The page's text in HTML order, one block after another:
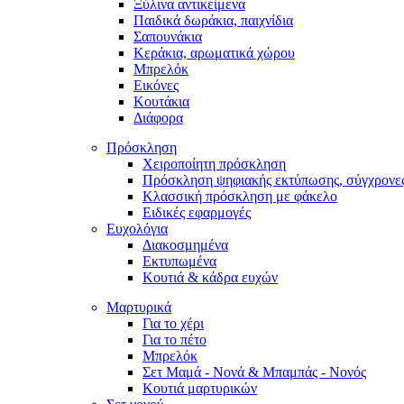
Ξύλινα αντικείμενα
Παιδικά δωράκια, παιχνίδια
Σαπουνάκια
Κεράκια, αρωματικά χώρου
Μπρελόκ
Εικόνες
Κουτάκια
Διάφορα
Πρόσκληση
Χειροποίητη πρόσκληση
Πρόσκληση ψηφιακής εκτύπωσης,
Κλασσική πρόσκληση με φάκελο
Ειδικές εφαρμογές
Ευχολόγια
Διακοσμημένα
Εκτυπωμένα
Κουτιά & κάδρα ευχών
Μαρτυρικά
Για το χέρι
Για το πέτο
Μπρελόκ
Σετ Μαμά - Νονά & Μπαμπάς - Νονός
Κουτιά μαρτυρικών